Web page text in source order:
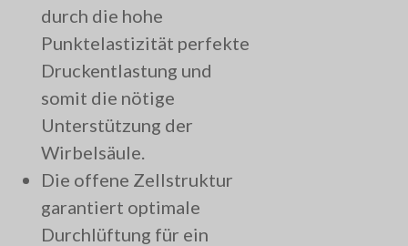
durch die hohe
Punktelastizität perfekte
Druckentlastung und
somit die nötige
Unterstützung der
Wirbelsäule.
Die offene Zellstruktur
garantiert optimale
Durchlüftung für ein